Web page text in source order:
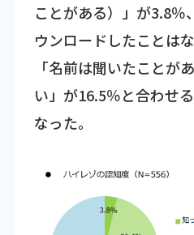
ことがある）」が3.8％
ウンロードしたことは
「名前は聞いたことが
い」が16.5％と合わせ
なった。